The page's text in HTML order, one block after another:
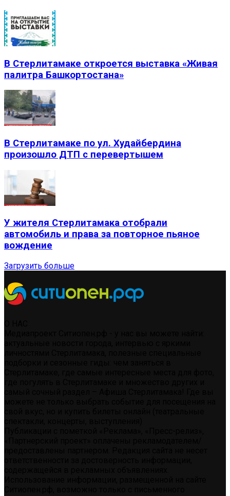
В Стерлитамаке откроется выставка «Живая
палитра Башкортостана»
В Стерлитамаке по ул. Худайбердина
произошло ДТП с перевертышем
У жителя Стерлитамака отобрали
автомобиль и права за повторное пьяное
вождение
Загрузить больше